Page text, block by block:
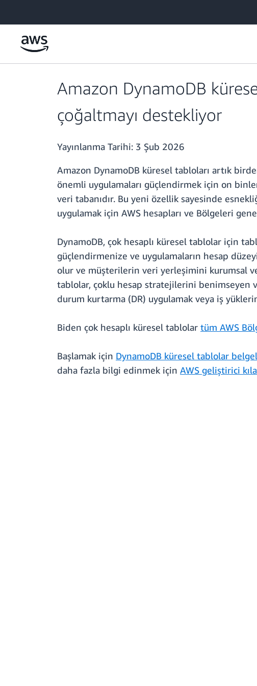
Amazon DynamoDB
çoğaltmayı destekliyor
Yayınlanma Tarihi: 3 Şub 2026
Amazon DynamoDB küresel tabloları artık
önemli uygulamaları güçlendirmek için on
veri tabanıdır. Bu yeni özellik sayesinde
uygulamak için AWS hesapları ve Bölgeleri
DynamoDB, çok hesaplı küresel tablolar için
güçlendirmenize ve uygulamaların hesap
olur ve müşterilerin veri yerleşimini kurumsal
tablolar, çoklu hesap stratejilerini benimseyen
durum kurtarma (DR) uygulamak veya iş
Biden çok hesaplı küresel tablolar tüm AWS
Başlamak için DynamoDB küresel tablolar
daha fazla bilgi edinmek için AWS geliştirici